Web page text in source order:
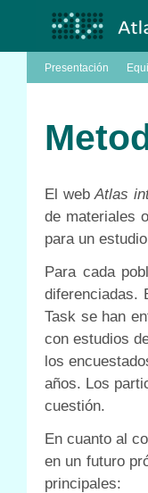
Presentación
El webAtlas
de materiales
para un
Para cada
diferenciadas.
Task se han
con estudios
los
años. Los
cuestión.
En cuanto al
en un futuro
principales: